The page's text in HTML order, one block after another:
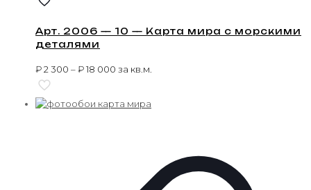
Арт. 2006 — 10 — Карта мира с морскими
деталями
₽2 300 –₽18 000 за кв.м.